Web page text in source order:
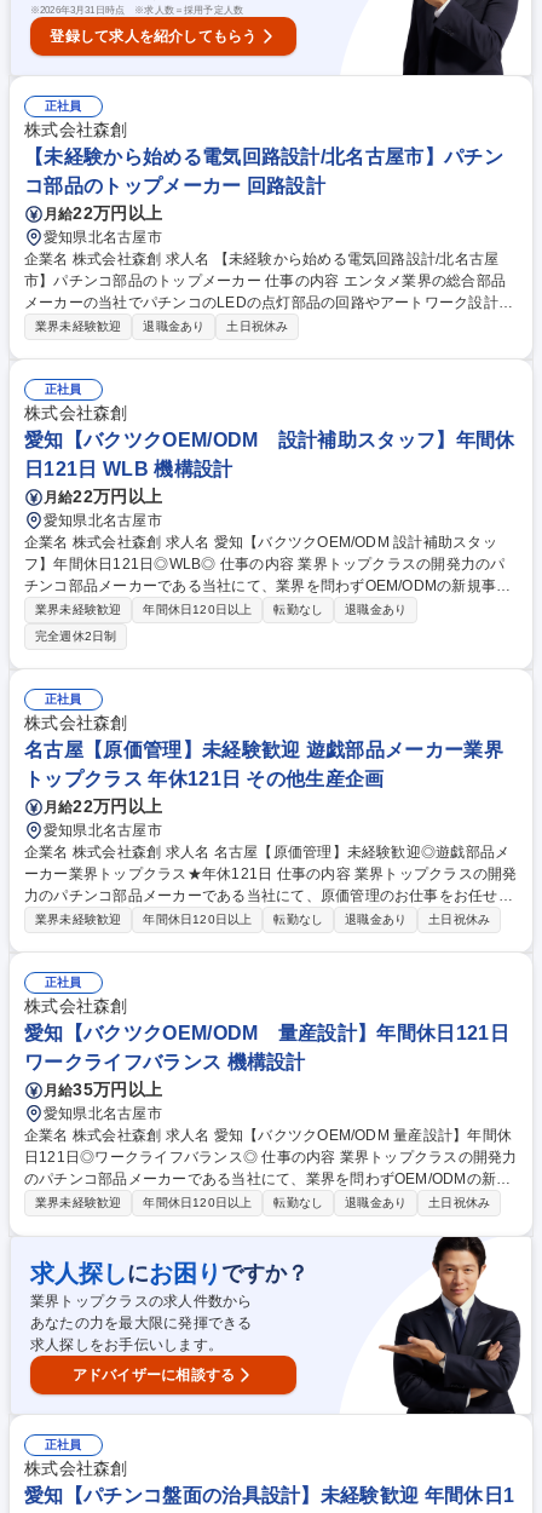
※2026年3月31日時点 ※求人数＝採用予定人数
登録して求人を紹介してもらう
正社員
株式会社森創
【未経験から始める電気回路設計/北名古屋市】パチン
コ部品のトップメーカー 回路設計
月給22万円以上
愛知県北名古屋市
企業名 株式会社森創 求人名 【未経験から始める電気回路設計/北名古屋
市】パチンコ部品のトップメーカー 仕事の内容 エンタメ業界の総合部品
メーカーの当社でパチンコのLEDの点灯部品の回路やアートワーク設計を
お任せします。ご経験がなくても、電気回路についての基礎的な知識があ
い、実際に基板上で成立するかを設計・検討していきます。現在のパチン
コ機では液晶画面等の中心部だけでも20枚ほどの基板を用いており、液晶
画面の演出に合わせて、役物を動かす、LEDを光らせるなど、液晶周辺の
演出に大きな役割を担っています。 募集職種 【未経験から始める電気回
路設計/北名古屋市】パチンコ部品のトップメーカー
業界未経験歓迎 退職金あり 土日祝休み
正社員
株式会社森創
愛知【バクツクOEM/ODM 設計補助スタッフ】年間休
日121日 WLB 機構設計
月給22万円以上
愛知県北名古屋市
企業名 株式会社森創 求人名 愛知【バクツクOEM/ODM 設計補助スタッ
フ】年間休日121日◎WLB◎ 仕事の内容 業界トップクラスの開発力のパ
チンコ部品メーカーである当社にて、業界を問わずOEM/ODMの新規事業
「バクツク」を展開中。 「バクツク」で製品の量産に向け、設計者の補助
業務を行っていただきます。 【仕事内容】「バクツク」の機械設計（OE
M/ODM） 【具体的には】 ■製品図面作成（2D→3Dなど） ■見積作成 ■測
定表の作成 ■部品発注・受入・検査 ■試作品の作成 など 将来的には設計者
として活躍していただきたいと考えております。 募集職種 愛知【バクツ
クOEM/ODM 設計補助スタッフ】年間休日121日◎WLB◎
業界未経験歓迎 年間休日120日以上 転勤なし
退職金あり
完全週休2日制
正社員
株式会社森創
名古屋【原価管理】未経験歓迎 遊戯部品メーカー業界
トップクラス 年休121日 その他生産企画
月給22万円以上
愛知県北名古屋市
企業名 株式会社森創 求人名 名古屋【原価管理】未経験歓迎◎遊戯部品メ
ーカー業界トップクラス★年休121日 仕事の内容 業界トップクラスの開発
力のパチンコ部品メーカーである当社にて、原価管理のお仕事をお任せい
たします◎商品コストの低減など、効率的にモノづくりをするために不可
手順が決まる過程での製品の原価試算 未経験の方でも先輩がサポートいた
しますのでご安心ください◎ 仕事内容の変更の範囲：当社業務全般 募集
職種 名古屋【原価管理】未経験歓迎◎遊戯部品メーカー業界トップクラス
業界未経験歓迎 年間休日120日以上 転勤なし 退職金あり 土日祝休み
正社員
株式会社森創
愛知【バクツクOEM/ODM 量産設計】年間休日121日
ワークライフバランス 機構設計
月給35万円以上
愛知県北名古屋市
企業名 株式会社森創 求人名 愛知【バクツクOEM/ODM 量産設計】年間休
日121日◎ワークライフバランス◎ 仕事の内容 業界トップクラスの開発力
のパチンコ部品メーカーである当社にて、業界を問わずOEM/ODMの新規
事業「バクツク」を展開中。「バクツク」で量産設計の業務をお任せいた
産設計と客先提案・見積提案 ■部品業者・電気担当との連携 ■量産に向け
生産部門との連携 お客様の求める製品の要望を形にするやりがいのあるポ
ジションです！ 募集職種 愛知【バクツクOEM/ODM 量産設計】年間休日1
21日◎ワークライフバランス◎
業界未経験歓迎 年間休日120日以上 転勤なし 退職金あり 土日祝休み
求人探しにお困り ですか？
業界トップクラスの求人件数から
あなたの力を最大限に発揮できる
求人探しをお手伝いします。
アドバイザーに相談する
正社員
株式会社森創
愛知【パチンコ盤面の治具設計】未経験歓迎 年間休日1